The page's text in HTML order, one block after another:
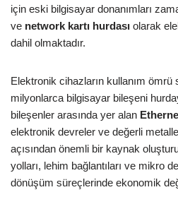
için eski bilgisayar donanımları
ve network kartı hurdası olarak
dahil olmaktadır.
Elektronik cihazların kullanım ömrü
milyonlarca bilgisayar bileşeni
bileşenler arasında yer alan
elektronik devreler ve değerli
açısından önemli bir kaynak
yolları, lehim bağlantıları ve mikro
dönüşüm süreçlerinde ekonomik